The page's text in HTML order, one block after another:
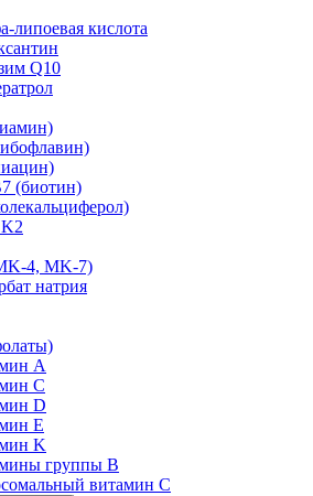
липоевая кислота
Q10
(биотин)
4, MK-7)
натрия
A
C
D
E
K
группы B
витамин C